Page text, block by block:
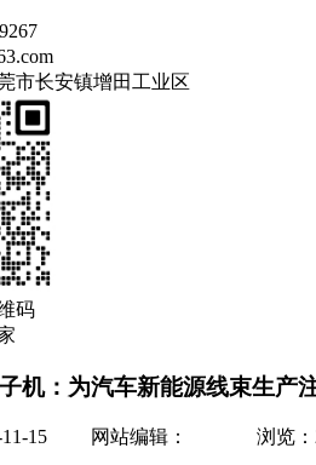
市长安镇增田工业区
码
机：为汽车新能源线束生产
11-15 网站编辑： 浏览：